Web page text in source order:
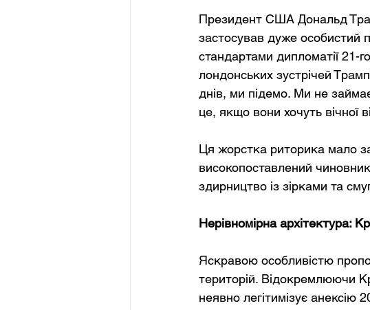
Президент США Дональд
застосував дуже особистий
стандартами дипломатії 21-
лондонських зустрічей
днів, ми підемо. Ми не
це, якщо вони хочуть вічної
Ця жорстка риторика мало
високопоставлений
здирництво із зірками та
Нерівномірна архітектура:
Яскравою особливістю
територій. Відокремлюючи
неявно легітимізує анексію